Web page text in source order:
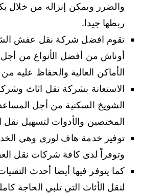
والضرر ويمكن إنزاله من خلال
ربطها جيدا.
تقوم افضل شركة نقل عفش
أوناش من أفضل الأنواع من أجل
الأماكن العالية والحفاظ عليه
الاستعانة بشركة نقل اثاث
الشويخ السكنية من أجل
المختصين والأدوات لتسهيل
توفير خدمة هاف لوري وهي
وتوفراً لدى كافة شركات نقل
كما يتوفر فيها أيضا أحدث
لنقل الأثاث التي تلبي الحاجة